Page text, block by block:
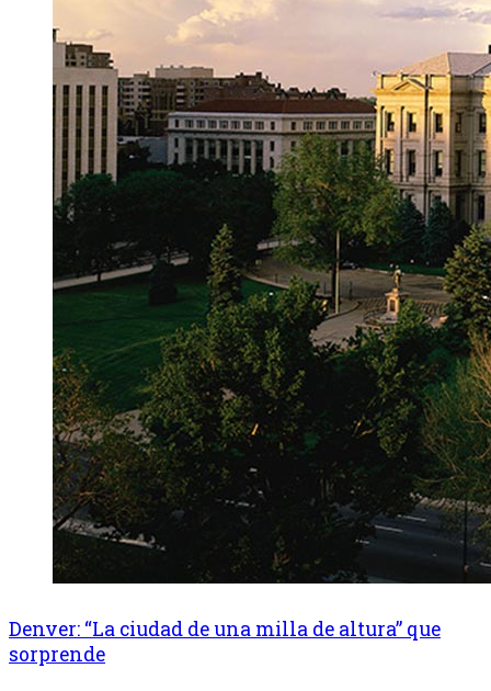
Denver: “La ciudad de una milla de altura” que
sorprende